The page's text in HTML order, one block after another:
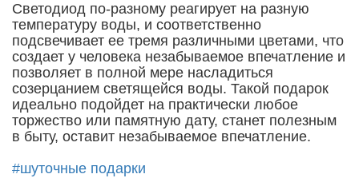
Светодиод по-разному реагирует на разную
температуру воды, и соответственно
подсвечивает ее тремя различными цветами, что
создает у человека незабываемое впечатление и
позволяет в полной мере насладиться
созерцанием светящейся воды. Такой подарок
идеально подойдет на практически любое
торжество или памятную дату, станет полезным
в быту, оставит незабываемое впечатление.
#шуточные подарки